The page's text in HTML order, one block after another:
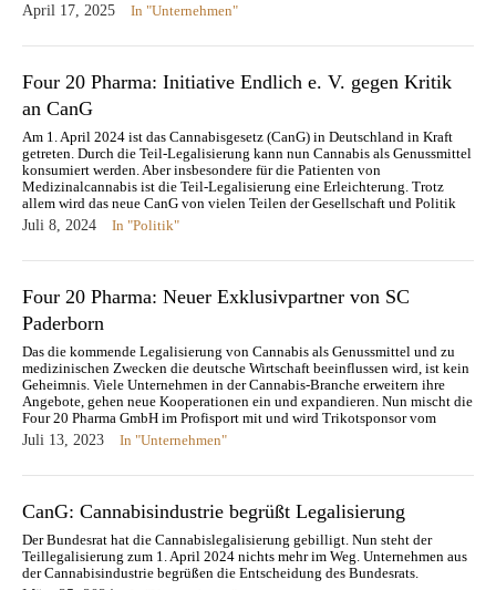
April 17, 2025
In "Unternehmen"
Four 20 Pharma: Initiative Endlich e. V. gegen Kritik
an CanG
Am 1. April 2024 ist das Cannabisgesetz (CanG) in Deutschland in Kraft
getreten. Durch die Teil-Legalisierung kann nun Cannabis als Genussmittel
konsumiert werden. Aber insbesondere für die Patienten von
Medizinalcannabis ist die Teil-Legalisierung eine Erleichterung. Trotz
allem wird das neue CanG von vielen Teilen der Gesellschaft und Politik
kritisiert. Die…
Juli 8, 2024 In "Politik"
Four 20 Pharma: Neuer Exklusivpartner von SC
Paderborn
Das die kommende Legalisierung von Cannabis als Genussmittel und zu
medizinischen Zwecken die deutsche Wirtschaft beeinflussen wird, ist kein
Geheimnis. Viele Unternehmen in der Cannabis-Branche erweitern ihre
Angebote, gehen neue Kooperationen ein und expandieren. Nun mischt die
Four 20 Pharma GmbH im Profisport mit und wird Trikotsponsor vom
Zweitligisten SC…
Juli 13, 2023 In "Unternehmen"
CanG: Cannabisindustrie begrüßt Legalisierung
Der Bundesrat hat die Cannabislegalisierung gebilligt. Nun steht der
Teillegalisierung zum 1. April 2024 nichts mehr im Weg. Unternehmen aus
der Cannabisindustrie begrüßen die Entscheidung des Bundesrats.